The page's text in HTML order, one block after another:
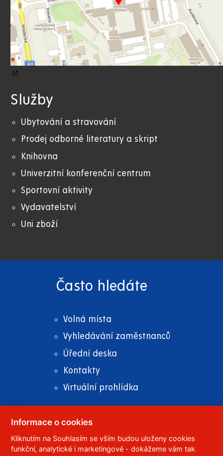
Služby
Ubytování a stravování
Prodej odborné literatury a skript
Knihovna
Univerzitní konferenční centrum
Sportovní aktivity
Vydavatelství
Uni zboží
Často hledáte
Volná místa
Vyhledávání zaměstnanců
Úřední deska
Kontakty
Virtuální prohlídka
© 2023 Univerzita Pardubice,Studentská 95
Informace o cookies
Kliknutím na Souhlasím se vším budou uloženy cookies
funkční, analytické i marketingové - dokážeme vám tak